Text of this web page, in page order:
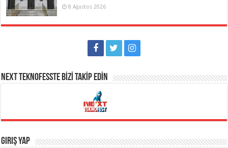
8 Ağustos 2026
NEXT TEKNOFESSTE BİZİ TAKİP EDİN
Giriş Yap